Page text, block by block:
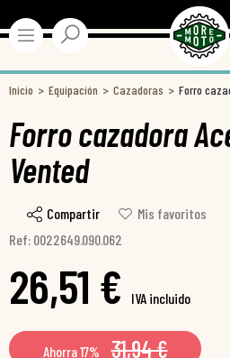
Inicio Equipación Cazadoras Forro
Forro cazadora
Vented
Compartir
Mis favoritos
Ref: 0022649.090.062
26,51 € IVA incluido
Ahorra 17% 31,94 €